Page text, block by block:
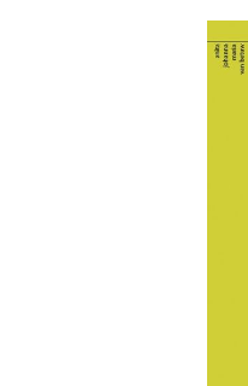
Larger